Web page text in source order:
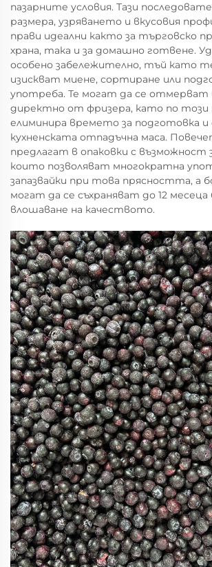
пазарните условия. Тази
размера, узряването и вкусовия
прави идеални както за търговско
храна, така и за домашно готвене.
особено забележително, тъй като
изискват миене, сортиране или
употреба. Те могат да се отмерват
директно от фризера, като по този
елиминира времето за подготовка и
кухненската отпадъчна маса.
предлагат в опаковки с възможност
които позволяват многократна
запазвайки при това прясността, а
могат да се съхраняват до 12 месеца
влошаване на качеството.